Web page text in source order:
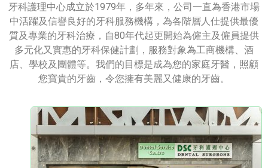
牙科護理中心成立於1979年，多年來，公司一直為香港市場
中活躍及信譽良好的牙科服務機構，為各階層人仕提供最優
質及專業的牙科治療，自80年代起更開始為僱主及僱員提供
多元化又實惠的牙科保健計劃，服務對象為工商機構、酒
店、學校及團體等。我們的目標是成為您的家庭牙醫，照顧
您寶貴的牙齒，令您擁有美麗又健康的牙齒。